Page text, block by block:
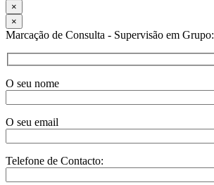
×
×
Marcação de Consulta - Supervisão em Grupo:
O seu nome
O seu email
Telefone de Contacto: